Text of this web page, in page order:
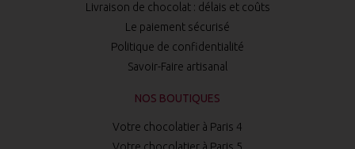
Livraison de chocolat : délais et coûts
Le paiement sécurisé
Politique de confidentialité
Savoir-Faire artisanal
NOS BOUTIQUES
Votre chocolatier à Paris 4